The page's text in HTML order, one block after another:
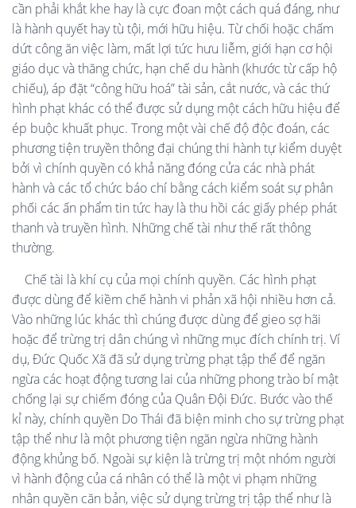
cần phải khắt khe hay là cực đoan một cách quá đáng, như
là hành quyết hay tù tội, mới hữu hiệu. Từ chối hoặc chấm
dứt công ăn việc làm, mất lợi tức hưu liễm, giới hạn cơ hội
giáo dục và thăng chức, hạn chế du hành (khước từ cấp hộ
chiếu), áp đặt “công hữu hoá” tài sản, cắt nước, và các thứ
hình phạt khác có thể được sử dụng một cách hữu hiệu để
ép buộc khuất phục. Trong một vài chế độ độc đoán, các
phương tiện truyền thông đại chúng thi hành tự kiểm duyệt
bởi vì chính quyền có khả năng đóng cửa các nhà phát
hành và các tổ chức báo chí bằng cách kiểm soát sự phân
phối các ấn phẩm tin tức hay là thu hồi các giấy phép phát
thanh và truyền hình. Những chế tài như thế rất thông
thường.
Chế tài là khí cụ của mọi chính quyền. Các hình phạt
được dùng để kiềm chế hành vi phản xã hội nhiều hơn cả.
Vào những lúc khác thì chúng được dùng để gieo sợ hãi
hoặc để trừng trị dân chúng vì những mục đích chính trị. Ví
dụ, Đức Quốc Xã đã sử dụng trừng phạt tập thể để ngăn
ngừa các hoạt động tương lai của những phong trào bí mật
chống lại sự chiếm đóng của Quân Đội Đức. Bước vào thế
kỉ này, chính quyền Do Thái đã biện minh cho sự trừng phạt
tập thể như là một phương tiện ngăn ngừa những hành
động khủng bố. Ngoài sự kiện là trừng trị một nhóm người
vì hành động của cá nhân có thể là một vi phạm những
nhân quyền căn bản, việc sử dụng trừng trị tập thể như là